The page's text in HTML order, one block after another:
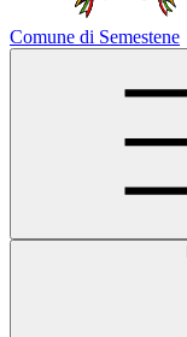
Comune di Semestene